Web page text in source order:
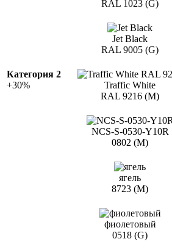
RAL 1023 (G)
Jet Black
RAL 9005 (G)
Категория 2
+30%
Traffic White
RAL 9216 (M)
NCS-S-0530-Y10R
0802 (M)
ягель
8723 (M)
фиолетовый
0518 (G)